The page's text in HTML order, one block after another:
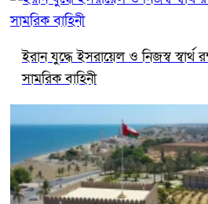
ইরান যুদ্ধে ইসরায়েল ও নিজস্ব স্বার্থ
সামরিক বাহিনী